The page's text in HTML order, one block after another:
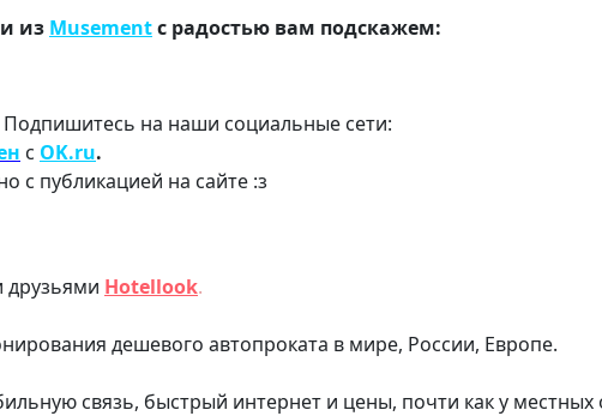
из Musementс радостью вам подскажем:
Подпишитесь на наши социальные сети:
с OK.ru.
с публикацией на сайте :з
друзьями Hotellook.
дешевого автопроката в мире, России, Европе.
связь, быстрый интернет и цены, почти как у местных